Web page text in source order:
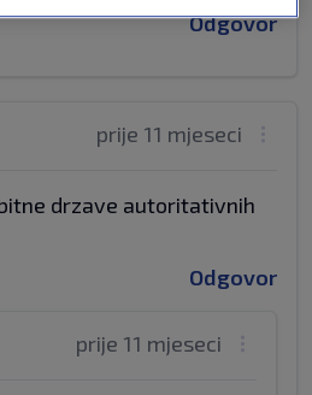
Odgovor
prije 11 mjeseci
drzave autoritativnih
Odgovor
prije 11 mjeseci